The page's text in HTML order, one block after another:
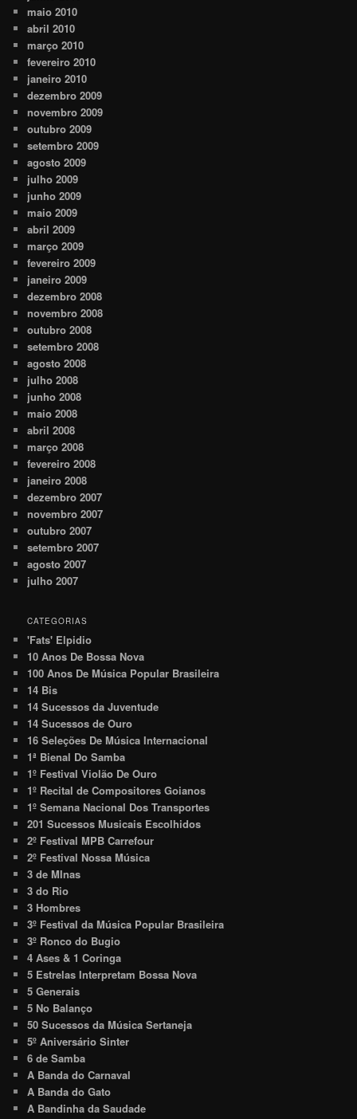
maio 2010
abril 2010
março 2010
fevereiro 2010
janeiro 2010
dezembro 2009
novembro 2009
outubro 2009
setembro 2009
agosto 2009
julho 2009
junho 2009
maio 2009
abril 2009
março 2009
fevereiro 2009
janeiro 2009
dezembro 2008
novembro 2008
outubro 2008
setembro 2008
agosto 2008
julho 2008
junho 2008
maio 2008
abril 2008
março 2008
fevereiro 2008
janeiro 2008
dezembro 2007
novembro 2007
outubro 2007
setembro 2007
agosto 2007
julho 2007
CATEGORIAS
'Fats' Elpidio
10 Anos De Bossa Nova
100 Anos De Música Popular Brasileira
14 Bis
14 Sucessos da Juventude
14 Sucessos de Ouro
16 Seleções De Música Internacional
1ª Bienal Do Samba
1º Festival Violão De Ouro
1º Recital de Compositores Goianos
1º Semana Nacional Dos Transportes
201 Sucessos Musicais Escolhidos
2º Festival MPB Carrefour
2º Festival Nossa Música
3 de MInas
3 do Rio
3 Hombres
3º Festival da Música Popular Brasileira
3º Ronco do Bugio
4 Ases & 1 Coringa
5 Estrelas Interpretam Bossa Nova
5 Generais
5 No Balanço
50 Sucessos da Música Sertaneja
5º Aniversário Sinter
6 de Samba
A Banda do Carnaval
A Banda do Gato
A Bandinha da Saudade